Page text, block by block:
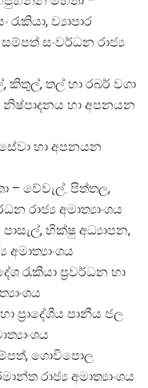
ව්‍යාපාර
සංවර්ධන රාජ්‍ය
කිතුල්, තල් හා රබර් වගා
නිෂ්පාදනය හා අපනයන
හා අපනයන
– වේවැල්. පිත්තල,
රාජ්‍ය අමාත්‍යාංශය
භික්ෂු අධ්‍යාපන,
රැකියා ප්‍රවර්ධන හා
ප්‍රාදේශීය පානීය ජල
ගොවිපොල
රාජ්‍ය අමාත්‍යාංශය